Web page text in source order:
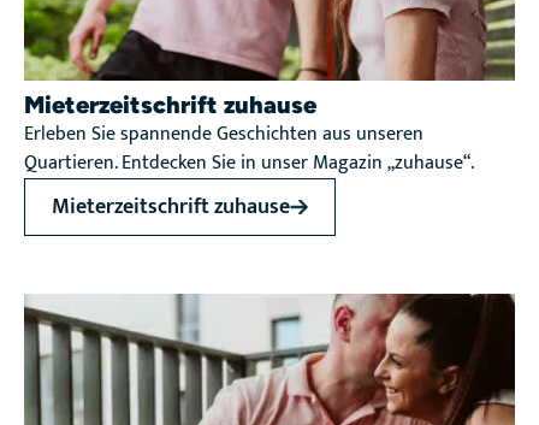
Mieterzeitschrift zuhause
Erleben Sie spannende Geschichten aus unseren
Quartieren. Entdecken Sie in unser Magazin „zuhause“.
Mieterzeitschrift zuhause